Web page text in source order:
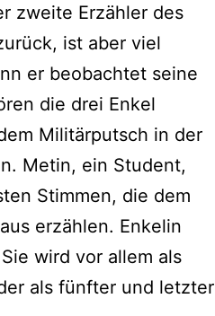
zweite Erzähler des
ist aber viel
er beobachtet seine
die drei Enkel
Militärputsch in der
Metin, ein Student,
Stimmen, die dem
erzählen. Enkelin
wird vor allem als
als fünfter und letzter